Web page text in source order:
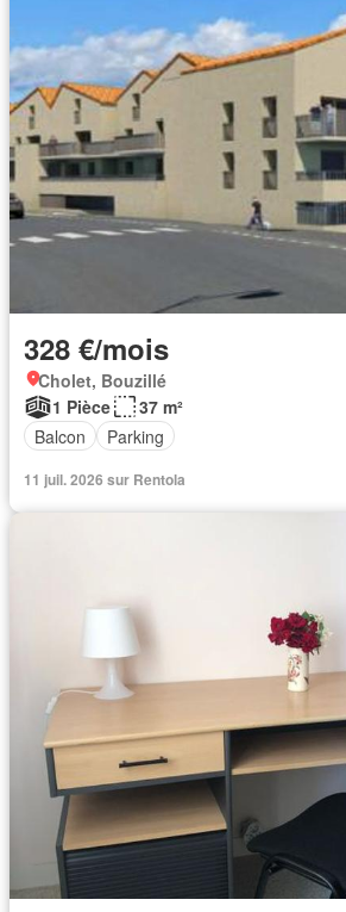
328 €/mois
Cholet, Bouzillé
1 Pièce
37 m²
Balcon
Parking
11 juil. 2026 sur Rentola